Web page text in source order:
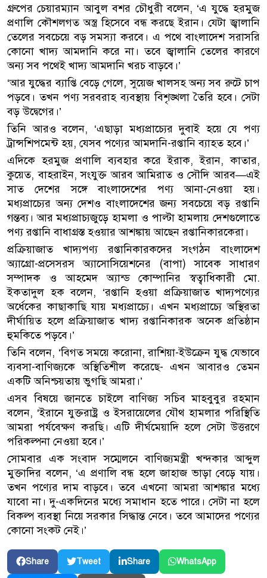
গ্রুপের চেয়ারম্যান আবুল বশর চৌধুরী বলেন, ‘এ যুদ্ধে হরমুজ
প্রণালি কৌশলগত অস্ত্র হিসেবে বন্ধ করছে ইরান। যেটা জ্বালানি
তেলের সবচেয়ে বড় সমস্যা করবে। এ পথে বাংলাদেশ সরাসরি
কোনো খাদ্য আমদানি করে না। তবে জ্বালানি তেলের কারণে
অন্য সব পথেই খাদ্য আমদানি খরচ বাড়বে।’
‘আর যুদ্ধের ব্যাপ্তি বেড়ে গেলে, সুয়েজ খালসহ অন্য সব রুটে চাপ
পড়বে। তখন পণ্য সরবরাহ ব্যবস্থায় বিশৃঙ্খলা তৈরি হবে। সেটা
বড় উদ্বেগের।’
তিনি আরও বলেন, ‘এছাড়া মধ্যপ্রাচ্যের দুবাই হয়ে যে পণ্য
ট্রান্সশিপমেন্ট হয়, যেসব পণ্যের আমদানি-রপ্তানি ব্যাহত হবে।’
এদিকে হরমুজ প্রণালি ব্যবহার করে ইরাক, ইরান, কাতার,
কুয়েত, বাহরাইন, সংযুক্ত আরব আমিরাত ও সৌদি আরব—এই
সাত দেশের সঙ্গে বাংলাদেশের পণ্য আনা-নেওয়া হয়।
মধ্যপ্রাচ্যের অন্য দেশও বাংলাদেশের জন্য সবচেয়ে বড় রপ্তানি
গন্তব্য। আর মধ্যপ্রাচ্যজুড়ে হামলা ও পাল্টা হামলায় দেশগুলোতে
পণ্য রপ্তানি বাধাগ্রস্ত হওয়ার আশঙ্কায় আছেন রপ্তানিকারকেরা।
প্রক্রিয়াজাত খাদ্যপণ্য রপ্তানিকারকদের সংগঠন বাংলাদেশ
অ্যাগ্রো-প্রসেসরস অ্যাসোসিয়েশনের (বাপা) সাবেক সাধারণ
সম্পাদক ও আহমেদ অ্যান্ড কোম্পানির স্বত্বাধিকারী মো.
ইকতাদুল হক বলেন, ‘রপ্তানি হওয়া প্রক্রিয়াজাত খাদ্যপণ্যের
অর্ধেকের কাছাকাছি যায় মধ্যপ্রাচ্যে। এখন মধ্যপ্রাচ্যে অস্থিরতা
দীর্ঘায়িত হলে প্রক্রিয়াজাত খাদ্য রপ্তানিকারক অনেক প্রতিষ্ঠান
হুমকিতে পড়বে।’
তিনি বলেন, ‘বিগত সময়ে করোনা, রাশিয়া-ইউক্রেন যুদ্ধ যেভাবে
ব্যবসা-বাণিজ্যকে অস্থিতিশীল করেছে- এখন আবারও তেমন
একটি অনিশ্চয়তায় ভুগছি আমরা।’
এসব বিষয়ে জানতে চাইলে বাণিজ্য সচিব মাহবুবুর রহমান
বলেন, ‘ইরানে যুক্তরাষ্ট্র ও ইসরায়েলের যৌথ হামলার পরিস্থিতি
আমরা পর্যবেক্ষণ করছি। এটি দীর্ঘমেয়াদি হলে সেটা উত্তরণে
পরিকল্পনা নেওয়া হবে।’
সোমবার এক সংবাদ সম্মেলনে বাণিজ্যমন্ত্রী খন্দকার আব্দুল
মুক্তাদির বলেন, ‘এ প্রণালি বন্ধ হলে জাহাজ ভাড়া বেড়ে যায়।
তখন পণ্যের দাম বাড়বে। তবে এখনো আমরা আশঙ্কার মধ্যে
যাবো না। দু-একদিনের মধ্যে সমাধান হতে পারে। সেটা না হলে
বিকল্প ব্যবস্থা নিয়ে সরকার সিদ্ধান্ত নেবে। তবে আমাদের পণ্যের
কোনো সংকট নেই।’
Share Tweet Share WhatsApp